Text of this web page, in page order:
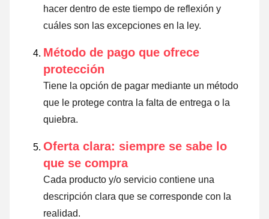
hacer dentro de este tiempo de reflexión y
cuáles son las excepciones en la ley.
Método de pago que ofrece
protección
Tiene la opción de pagar mediante un método
que le protege contra la falta de entrega o la
quiebra.
Oferta clara: siempre se sabe lo
que se compra
Cada producto y/o servicio contiene una
descripción clara que se corresponde con la
realidad.